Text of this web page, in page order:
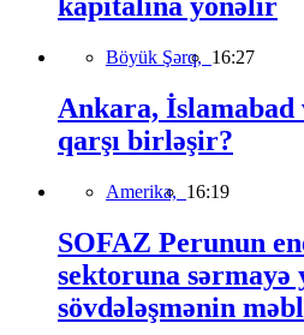
kapitalına yönəlir
Böyük Şərq, 16:27
Ankara,
qarşı birləşir?
Amerika, 16:19
SOFAZ Perunun
sektoruna sərmayə
sövdələşmənin